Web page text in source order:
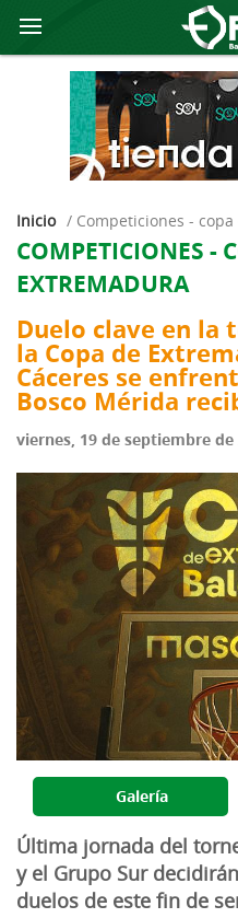
Inicio / competiciones -
COMPETICIONES -
EXTREMADURA
Duelo clave en la
la Copa de
Cáceres se
Bosco Mérida
viernes, 19 de septiembre de
Galería
Última jornada del
y el Grupo Sur
duelos de este fin de